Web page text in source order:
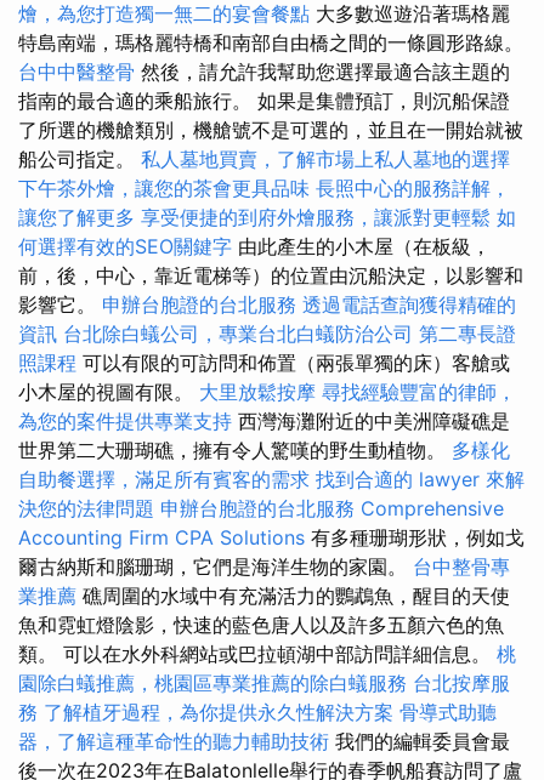
燴，為您打造獨一無二的宴會餐點 大多數巡遊沿著瑪格麗
特島南端，瑪格麗特橋和南部自由橋之間的一條圓形路線。
台中中醫整骨 然後，請允許我幫助您選擇最適合該主題的
指南的最合適的乘船旅行。 如果是集體預訂，則沉船保證
了所選的機艙類別，機艙號不是可選的，並且在一開始就被
船公司指定。 私人墓地買賣，了解市場上私人墓地的選擇
下午茶外燴，讓您的茶會更具品味 長照中心的服務詳解，
讓您了解更多 享受便捷的到府外燴服務，讓派對更輕鬆 如
何選擇有效的SEO關鍵字 由此產生的小木屋（在板級，
前，後，中心，靠近電梯等）的位置由沉船決定，以影響和
影響它。 申辦台胞證的台北服務 透過電話查詢獲得精確的
資訊 台北除白蟻公司，專業台北白蟻防治公司 第二專長證
照課程 可以有限的可訪問和佈置（兩張單獨的床）客艙或
小木屋的視圖有限。 大里放鬆按摩 尋找經驗豐富的律師，
為您的案件提供專業支持 西灣海灘附近的中美洲障礙礁是
世界第二大珊瑚礁，擁有令人驚嘆的野生動植物。 多樣化
自助餐選擇，滿足所有賓客的需求 找到合適的 lawyer 來解
決您的法律問題 申辦台胞證的台北服務 Comprehensive
Accounting Firm CPA Solutions 有多種珊瑚形狀，例如戈
爾古納斯和腦珊瑚，它們是海洋生物的家園。 台中整骨專
業推薦 礁周圍的水域中有充滿活力的鸚鵡魚，醒目的天使
魚和霓虹燈陰影，快速的藍色唐人以及許多五顏六色的魚
類。 可以在水外科網站或巴拉頓湖中部訪問詳細信息。 桃
園除白蟻推薦，桃園區專業推薦的除白蟻服務 台北按摩服
務 了解植牙過程，為你提供永久性解決方案 骨導式助聽
器，了解這種革命性的聽力輔助技術 我們的編輯委員會最
後一次在2023年在Balatonlelle舉行的春季帆船賽訪問了盧